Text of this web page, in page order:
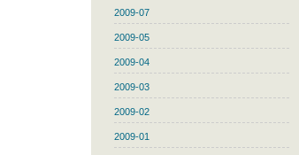
2009-07
2009-05
2009-04
2009-03
2009-02
2009-01